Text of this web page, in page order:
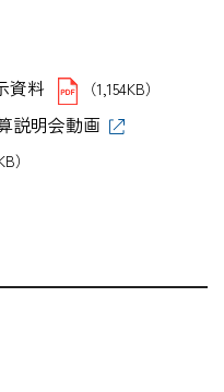
資料 （1,154KB）
説明会動画
）